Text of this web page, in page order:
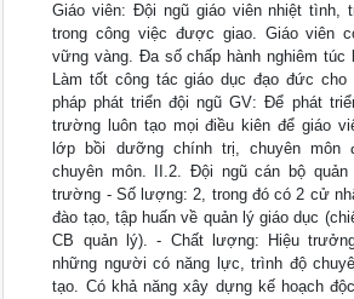
Giáo viên: Đội ngũ giáo viên nhiệt tình,
trong công việc được giao. Giáo viên
vững vàng. Đa số chấp hành nghiêm túc
Làm tốt công tác giáo dục đạo đức
pháp phát triển đội ngũ GV: Để phát
trường luôn tạo mọi điều kiên để giáo
lớp bồi dưỡng chính trị, chuyên môn
chuyên môn. II.2. Đội ngũ cán bộ
trường - Số lượng: 2, trong đó có 2 cử
đào tạo, tập huấn về quản lý giáo dục
CB quản lý). - Chất lượng: Hiệu
những người có năng lực, trình độ
tạo. Có khả năng xây dựng kế hoạch